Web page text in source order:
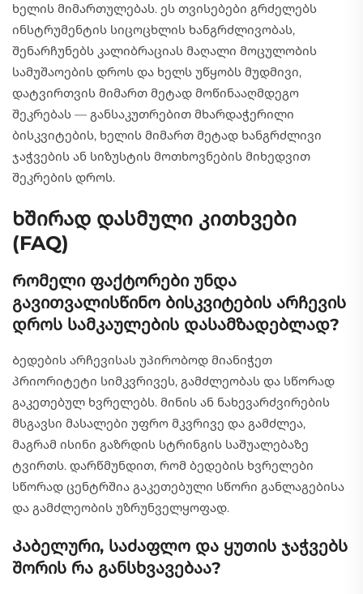
ხელის მიმართულებას. ეს თვისებები გრძელებს
ინსტრუმენტის სიცოცხლის ხანგრძლივობას,
შენარჩუნებს კალიბრაციას მაღალი მოცულობის
სამუშაოების დროს და ხელს უწყობს მუდმივი,
დატვირთვის მიმართ მეტად მოწინააღმდეგო
შეკრებას — განსაკუთრებით მხარდაჭერილი
ბისკვიტების, ხელის მიმართ მეტად ხანგრძლივი
ჯაჭვების ან სიზუსტის მოთხოვნების მიხედვით
შეკრების დროს.
Ხშირად დასმული კითხვები
(FAQ)
Რომელი ფაქტორები უნდა
გავითვალისწინო ბისკვიტების არჩევის
დროს სამკაულების დასამზადებლად?
Ბედების არჩევისას უპირობოდ მიანიჭეთ
პრიორიტეტი სიმკვრივეს, გამძლეობას და სწორად
გაკეთებულ ხვრელებს. მინის ან ნახევარძვირების
მსგავსი მასალები უფრო მკვრივე და გამძლეა,
მაგრამ ისინი გაზრდის სტრინგის საშუალებაზე
ტვირთს. დარწმუნდით, რომ ბედების ხვრელები
სწორად ცენტრშია გაკეთებული სწორი განლაგებისა
და გამძლეობის უზრუნველყოფად.
Კაბელური, საძაფლო და ყუთის ჯაჭვებს
შორის რა განსხვავებაა?